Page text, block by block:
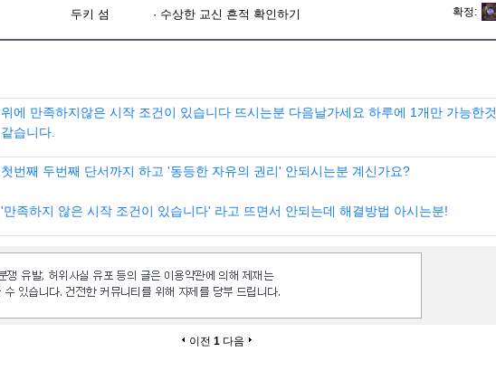
두키 섬 · 수상한 교신 흔적 확인하기 확정
위에 만족하지않은 시작 조건이 있습니다 뜨시는분 다음날가세요 하루에 1개만 가능한것
같습니다.
첫번째 두번째 단서까지 하고 '동등한 자유의 권리' 안되시는분 계신가요?
'만족하지 않은 시작 조건이 있습니다' 라고 뜨면서 안되는데 해결방법 아시는분!
이전 1 다음